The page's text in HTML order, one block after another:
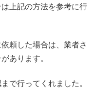
上記の方法を参考に行
頼した場合は、業者さ
あります。
で行ってくれました。